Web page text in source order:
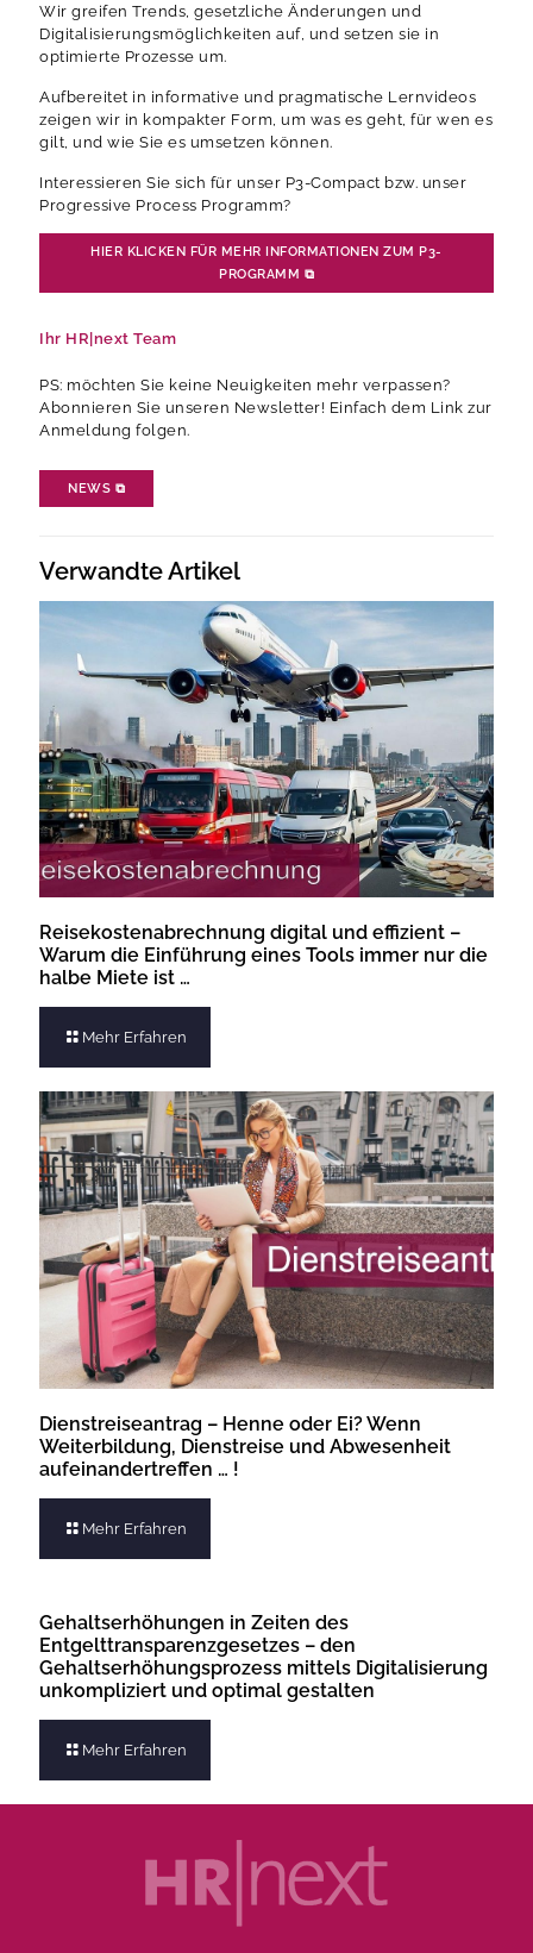
Wir greifen Trends, gesetzliche Änderungen und
Digitalisierungsmöglichkeiten auf, und setzen sie in
optimierte Prozesse um.
Aufbereitet in informative und pragmatische Lernvideos
zeigen wir in kompakter Form, um was es geht, für wen es
gilt, und wie Sie es umsetzen können.
Interessieren Sie sich für unser P3-Compact bzw. unser
Progressive Process Programm?
HIER KLICKEN FÜR MEHR INFORMATIONEN ZUM P3-
PROGRAMM ⧉
Ihr HR|next Team
PS: möchten Sie keine Neuigkeiten mehr verpassen?
Abonnieren Sie unseren Newsletter! Einfach dem Link zur
Anmeldung folgen.
NEWS ⧉
Verwandte Artikel
Reisekostenabrechnung digital und effizient –
Warum die Einführung eines Tools immer nur die
halbe Miete ist …
Mehr Erfahren
Dienstreiseantrag – Henne oder Ei? Wenn
Weiterbildung, Dienstreise und Abwesenheit
aufeinandertreffen … !
Mehr Erfahren
Gehaltserhöhungen in Zeiten des
Entgelttransparenzgesetzes – den
Gehaltserhöhungsprozess mittels Digitalisierung
unkompliziert und optimal gestalten
Mehr Erfahren